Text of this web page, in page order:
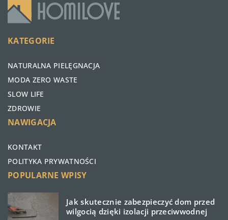
KATEGORIE
NATURALNA PIELĘGNACJA
MODA ZERO WASTE
SLOW LIFE
ZDROWIE
NAWIGACJA
KONTAKT
POLITYKA PRYWATNOŚCI
POPULARNE WPISY
Jak skutecznie zabezpieczyć dom przed
wilgocią dzięki izolacji przeciwwodnej